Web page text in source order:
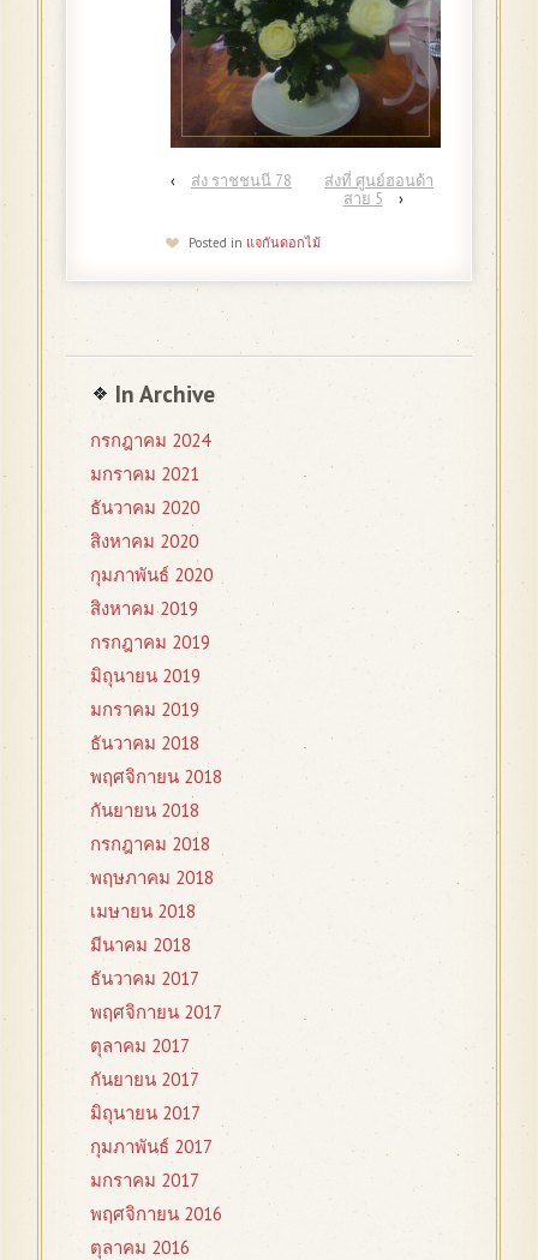
‹ ส่ง ราชชนนี 78
ส่งที่ ศูนย์ฮอนด้า
สาย 5
›
Posted in แจกันดอกไม้
In Archive
กรกฎาคม 2024
มกราคม 2021
ธันวาคม 2020
สิงหาคม 2020
กุมภาพันธ์ 2020
สิงหาคม 2019
กรกฎาคม 2019
มิถุนายน 2019
มกราคม 2019
ธันวาคม 2018
พฤศจิกายน 2018
กันยายน 2018
กรกฎาคม 2018
พฤษภาคม 2018
เมษายน 2018
มีนาคม 2018
ธันวาคม 2017
พฤศจิกายน 2017
ตุลาคม 2017
กันยายน 2017
มิถุนายน 2017
กุมภาพันธ์ 2017
มกราคม 2017
พฤศจิกายน 2016
ตุลาคม 2016